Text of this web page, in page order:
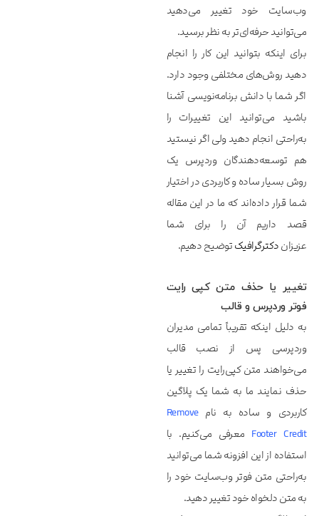
وب‌سایت خود تغییر می‌دهید
می‌توانید حرفه‌ای‌تر به نظر برسید.
برای اینکه بتوانید این کار را انجام
دهید روش‌های مختلفی وجود دارد.
اگر شما با دانش برنامه‌نویسی آشنا
باشید می‌توانید این تغییرات را
به‌راحتی انجام دهید ولی اگر نیستید
هم توسعه‌دهندگان وردپرس یک
روش بسیار ساده و کاربردی در اختیار
شما قرار داده‌اند که ما در این مقاله
قصد داریم آن را برای شما
عزیزاندکترگرافیکتوضیح دهیم.
تغییر یا حذف متن کپی رایت
فوتر وردپرس و قالب
به دلیل اینکه تقریباً تمامی مدیران
وردپرسی پس از نصب قالب
می‌خواهند متن کپی‌رایت را تغییر یا
حذف نمایند ما به شما یک پلاگین
کاربردی و ساده به نام Remove
Footer Credit معرفی می‌کنیم. با
استفاده از این افزونه شما می‌توانید
به‌راحتی متن فوتر وب‌سایت خود را
به متن دلخواه خود تغییر دهید.